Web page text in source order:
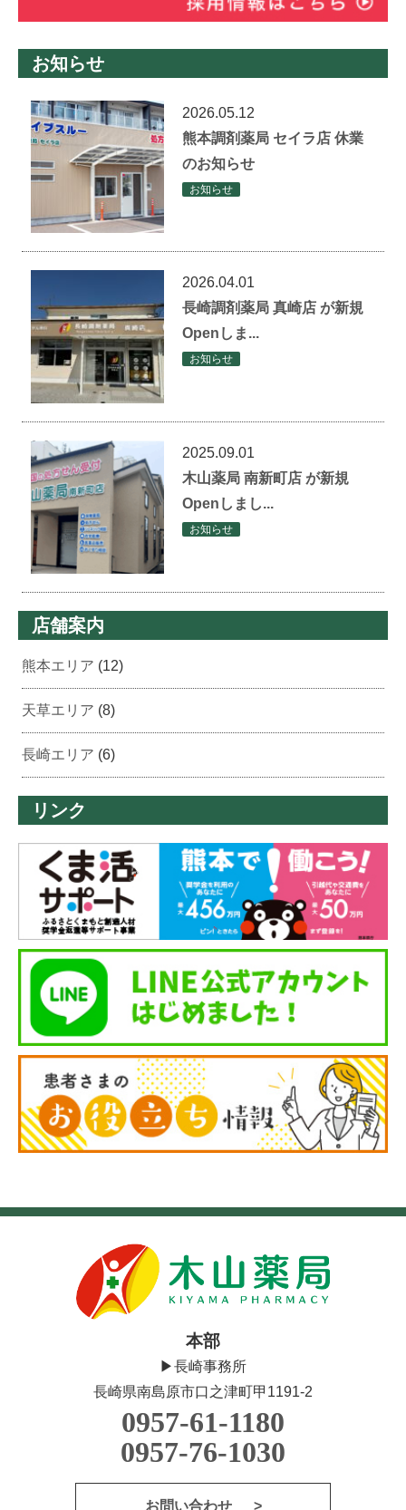
お知らせ
2026.05.12
熊本調剤薬局 セイラ店 休業
のお知らせ
お知らせ
2026.04.01
長崎調剤薬局 真崎店 が新規
Openしま...
お知らせ
2025.09.01
木山薬局 南新町店 が新規
Openしまし...
お知らせ
店舗案内
熊本エリア (12)
天草エリア (8)
長崎エリア (6)
リンク
本部
▶長崎事務所
長崎県南島原市口之津町甲1191-2
0957-61-1180
0957-76-1030
お問い合わせ